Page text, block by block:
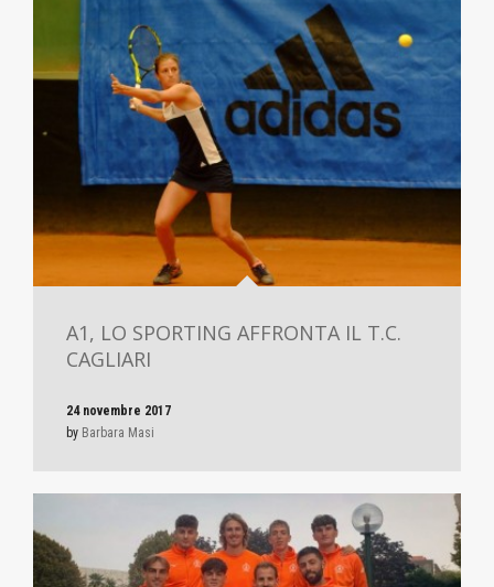
A1, LO SPORTING AFFRONTA IL T.C.
CAGLIARI
24 novembre 2017
by Barbara Masi